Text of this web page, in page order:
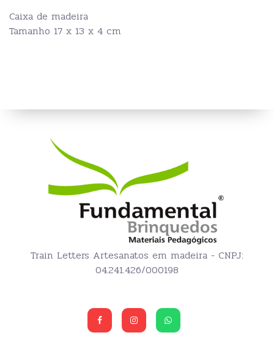
Caixa de madeira
Tamanho 17 x 13 x 4 cm
Train Letters Artesanatos em madeira - CNPJ:
04.241.426/000198